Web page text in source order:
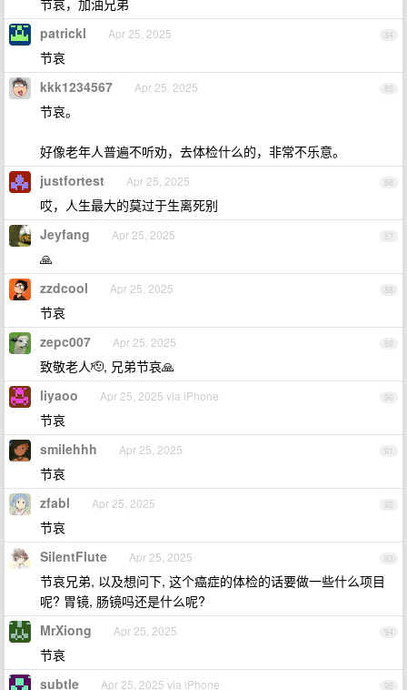
节哀，加油兄弟
84
patrickl Apr 25, 2025
节哀
85
kkk1234567 Apr 25, 2025
节哀。
好像老年人普遍不听劝，去体检什么的，非常不乐意。
86
justfortest Apr 25, 2025
哎，人生最大的莫过于生离死别
87
Jeyfang Apr 25, 2025
🙏
88
zzdcool Apr 25, 2025
节哀
89
zepc007 Apr 25, 2025
致敬老人🫡, 兄弟节哀🙏
90
liyaoo Apr 25, 2025 via iPhone
节哀
91
smilehhh Apr 25, 2025
节哀
92
zfabl Apr 25, 2025
节哀
93
SilentFlute Apr 25, 2025
节哀兄弟, 以及想问下, 这个癌症的体检的话要做一些什么项目
呢? 胃镜, 肠镜吗还是什么呢?
94
MrXiong Apr 25, 2025
节哀
95
subtle Apr 25, 2025 via iPhone